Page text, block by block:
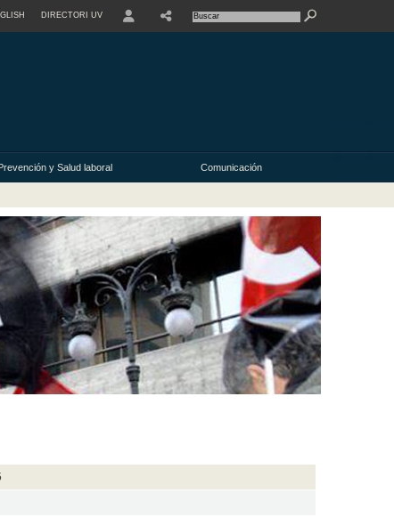
DIRECTORI UV
y Salud laboral Comunicación